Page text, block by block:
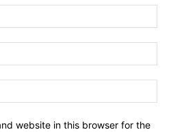
website in this browser for the